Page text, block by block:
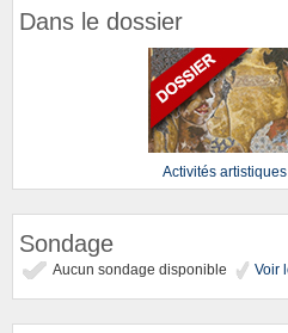
Dans le dossier
Activités
Sondage
Aucun sondage disponible Voir